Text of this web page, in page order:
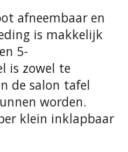
afneembaar en
is makkelijk
5-
is zowel te
de salon tafel
worden.
klein inklapbaar